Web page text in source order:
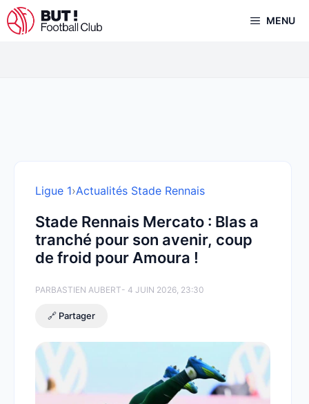
Aller
au
MENU
Ligue 1›Actualités Stade Rennais
Stade Rennais Mercato : Blas a
tranché pour son avenir, coup
de froid pour Amoura !
PARBASTIEN AUBERT- 4 JUIN 2026, 23:30
🔗 Partager